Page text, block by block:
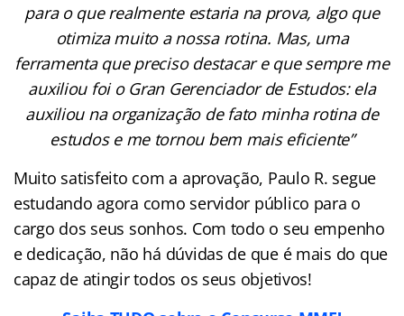
para o que realmente estaria na prova, algo que
otimiza muito a nossa rotina. Mas, uma
ferramenta que preciso destacar e que sempre me
auxiliou foi o Gran Gerenciador de Estudos: ela
auxiliou na organização de fato minha rotina de
estudos e me tornou bem mais eficiente”
Muito satisfeito com a aprovação, Paulo R. segue
estudando agora como servidor público para o
cargo dos seus sonhos. Com todo o seu empenho
e dedicação, não há dúvidas de que é mais do que
capaz de atingir todos os seus objetivos!